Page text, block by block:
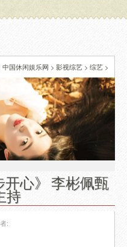
中国休闲娱乐网 > 影视综艺 > 综艺 >
心》 李彬佩甄
持
: